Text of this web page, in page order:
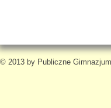
© 2013 by Publiczne